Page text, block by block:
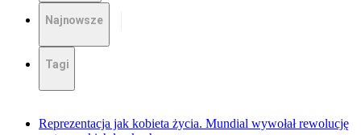
Najnowsze
Tagi
Reprezentacja jak kobieta życia. Mundial wywołał rewolucję